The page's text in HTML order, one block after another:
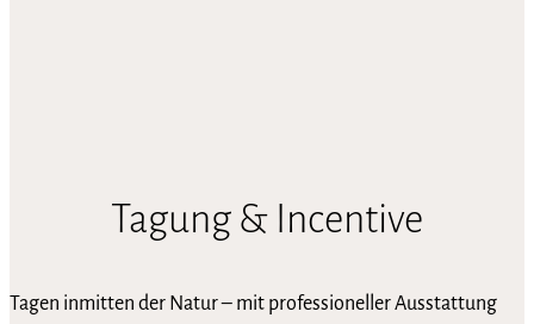
Tagung & Incentive
Tagen inmitten der Natur – mit professioneller Ausstattung